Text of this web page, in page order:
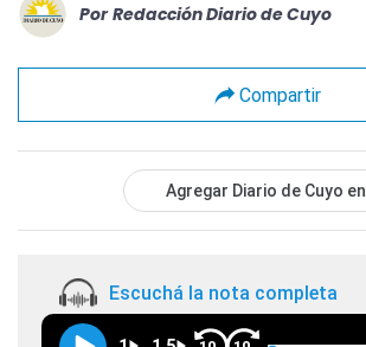
Por Redacción Diario de Cuyo
Compartir
Agregar Diario de Cuyo en
Escuchá la nota completa